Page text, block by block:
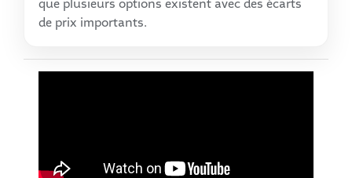
que plusieurs options existent avec des écarts
de prix importants.